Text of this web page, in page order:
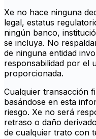
Xe no hace ninguna
legal, estatus
ningún banco,
se incluya. No
de ninguna entidad
responsabilidad por el
proporcionada.
Cualquier transacción
basándose en esta
riesgo. Xe no será
retraso o daño
de cualquier trato con